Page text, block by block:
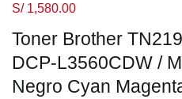
Toner Brother
DCP-L3560CDW /
Negro Cyan
S/1,580.00